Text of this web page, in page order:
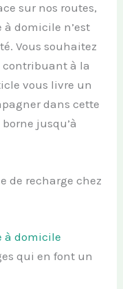
sur nos routes,
domicile n’est
Vous souhaitez
à la
vous livre un
dans cette
jusqu’à
de recharge chez
à domicile
qui en font un